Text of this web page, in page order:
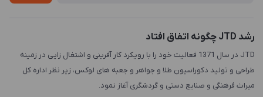
رشد JTD چگونه اتفاق افتاد
JTD در سال 1371 فعالیت خود را با رویکرد کار آفرینی و اشتغال زایی در زمینه
طراحی و تولید دکوراسیون طلا و جواهر و جعبه های لوکس، زیر نظر اداره کل
میراث فرهنگی و صنایع دستی و گردشگری آغاز نمود.